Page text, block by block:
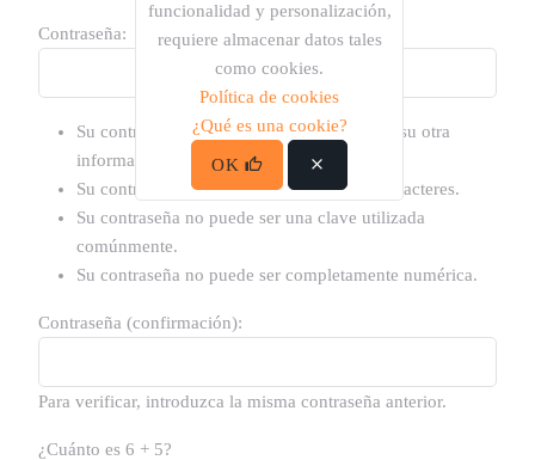
Contraseña:
Su contraseña no puede asemejarse tanto a su otra
información personal.
Su contraseña debe contener al menos 8 caracteres.
Su contraseña no puede ser una clave utilizada
comúnmente.
Su contraseña no puede ser completamente numérica.
Contraseña (confirmación):
Para verificar, introduzca la misma contraseña anterior.
¿Cuánto es 6 + 5?
funcionalidad y personalización,
requiere almacenar datos tales
como cookies.
Política de cookies
¿Qué es una cookie?
OK